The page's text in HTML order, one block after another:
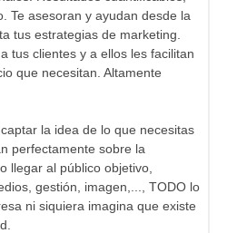
Te asesoran y ayudan desde la
tus estrategias de marketing.
tus clientes y a ellos les facilitan
que necesitan. Altamente
la idea de lo que necesitas
perfectamente sobre la
llegar al público objetivo,
gestión, imagen,..., TODO lo
ni siquiera imagina que existe